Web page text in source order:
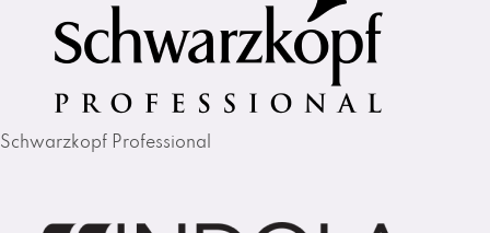
Schwarzkopf Professional